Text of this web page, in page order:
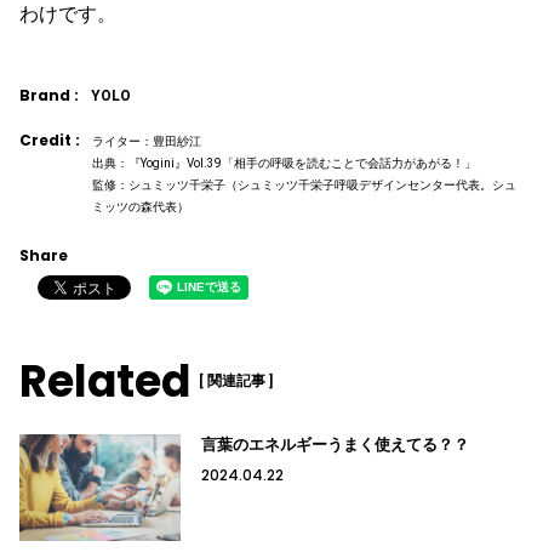
わけです。
Brand : YOLO
Credit :
ライター：豊田紗江
出典：『Yogini』Vol.39「相手の呼吸を読むことで会話力があがる！」
監修：シュミッツ千栄子（シュミッツ千栄子呼吸デザインセンター代表。シュ
ミッツの森代表）
Share
Related [ 関連記事 ]
言葉のエネルギーうまく使えてる？？
2024.04.22